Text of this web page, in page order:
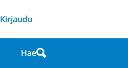
Kirjaudu
Hae